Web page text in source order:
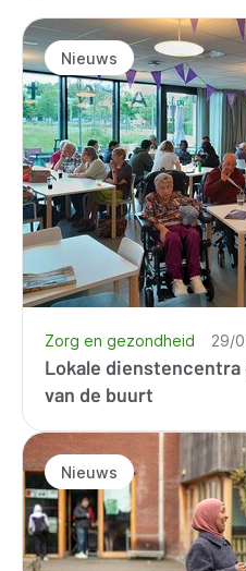
Nieuws
Lokale
van de buurt
Zorg en gezondheid 29/
Nieuws